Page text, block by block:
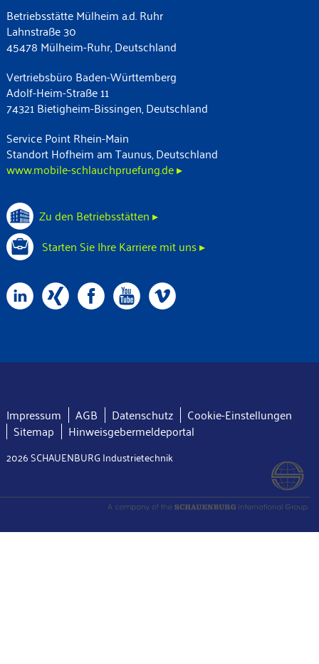
Betriebsstätte Mülheim a.d. Ruhr
Lahnstraße 30
45478 Mülheim-Ruhr, Deutschland
Vertriebsbüro Baden-Württemberg
Adolf-Heim-Straße 11
74321 Bietigheim-Bissingen, Deutschland
Service Point Rhein-Main
Standort Hofheim am Taunus, Deutschland
www.mobile-schlauchpruefung.de ▸
Zu den Betriebsstätten ▸
Starten Sie Ihre Karriere mit uns ▸
Impressum AGB Datenschutz Cookie-Einstellungen
Sitemap Hinweisgebermeldeportal
2026 SCHAUENBURG Industrietechnik